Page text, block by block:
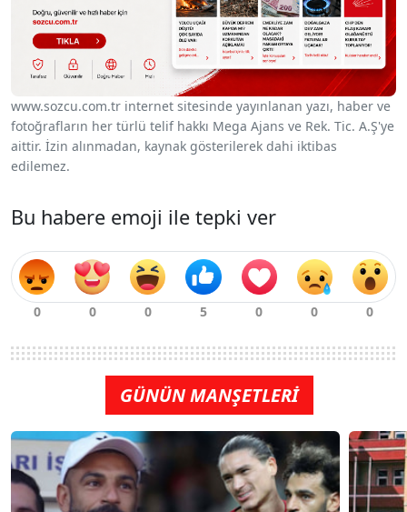
www.sozcu.com.tr internet sitesinde yayınlanan yazı, haber ve
fotoğrafların her türlü telif hakkı Mega Ajans ve Rek. Tic. A.Ş'ye
aittir. İzin alınmadan, kaynak gösterilerek dahi iktibas
edilemez.
Bu habere emoji ile tepki ver
GÜNÜN MANŞETLERİ